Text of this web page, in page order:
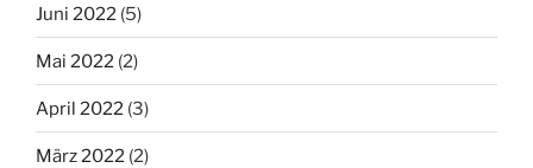
Juni 2022 (5)
Mai 2022 (2)
April 2022 (3)
März 2022 (2)